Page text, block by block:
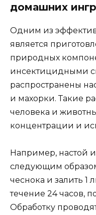
домашних
Одним из
является
природных
инсектицидными
распространены
и махорки. Такие
человека и
концентрации и
Например, настой
следующим
чеснока и залить 1
течение 24 часов,
Обработку